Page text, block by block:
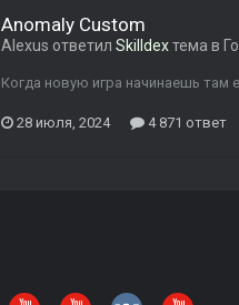
Anomaly Custom
Alexus ответил Skilldexтема в
Когда новую игра начинаешь
28 июля, 2024 4 871 ответ